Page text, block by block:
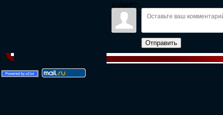
Войдите:
Отправить